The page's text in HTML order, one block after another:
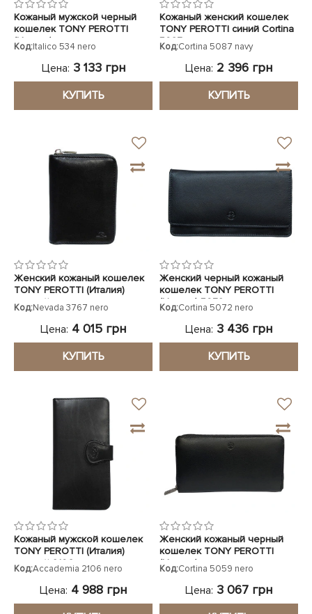
Кожаный мужской черный
кошелек TONY PEROTTI
(Италия)
Код:Italico 534 nero
Цена: 3 133 грн
КУПИТЬ
Кожаный женский кошелек
TONY PEROTTI синий Cortina
5087 navy
Код:Cortina 5087 navy
Цена: 2 396 грн
КУПИТЬ
Женский кожаный кошелек
TONY PEROTTI (Италия)
черный
Код:Nevada 3767 nero
Цена: 4 015 грн
КУПИТЬ
Женский черный кожаный
кошелек TONY PEROTTI
(Италия) 5072 nero
Код:Cortina 5072 nero
Цена: 3 436 грн
КУПИТЬ
Кожаный мужской кошелек
TONY PEROTTI (Италия)
черный 2106 nero
Код:Accademia 2106 nero
Цена: 4 988 грн
Женский кожаный черный
кошелек TONY PEROTTI
(Италия)
Код:Cortina 5059 nero
Цена: 3 067 грн